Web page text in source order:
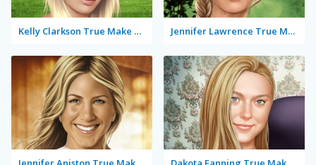
Kelly Clarkson True Make Up Jennifer Lawrence True Make Up